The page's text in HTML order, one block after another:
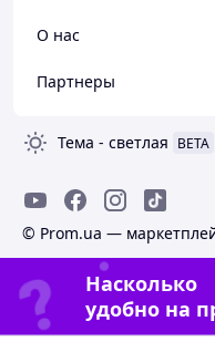
О нас
Партнеры
Тема - светлая BETA
© Prom.ua —
Насколько
удобно на